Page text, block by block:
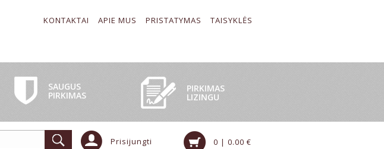
KONTAKTAI APIE MUS PRISTATYMAS TAISYKLĖS
SAUGUS
PIRKIMAS
PIRKIMAS
LIZINGU
Prisijungti 0 | 0.00 €